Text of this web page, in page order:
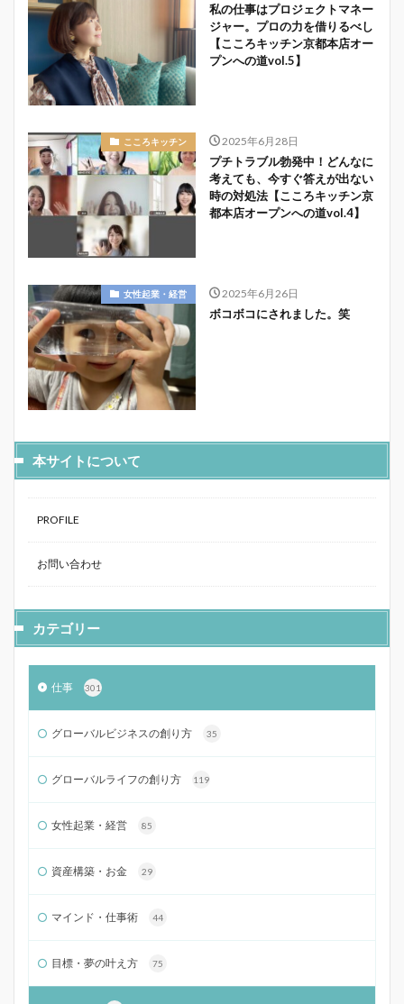
私の仕事はプロジェクトマネー
ジャー。プロの力を借りるべし
【こころキッチン京都本店オー
プンへの道vol.5】
こころキッチン 2025年6月28日
プチトラブル勃発中！どんなに
考えても、今すぐ答えが出ない
時の対処法【こころキッチン京
都本店オープンへの道vol.4】
女性起業・経営 2025年6月26日
ボコボコにされました。笑
本サイトについて
PROFILE
お問い合わせ
カテゴリー
仕事 301
グローバルビジネスの創り方 35
グローバルライフの創り方 119
女性起業・経営 85
資産構築・お金 29
マインド・仕事術 44
目標・夢の叶え方 75